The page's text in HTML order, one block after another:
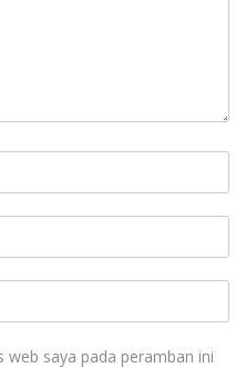
web saya pada peramban ini